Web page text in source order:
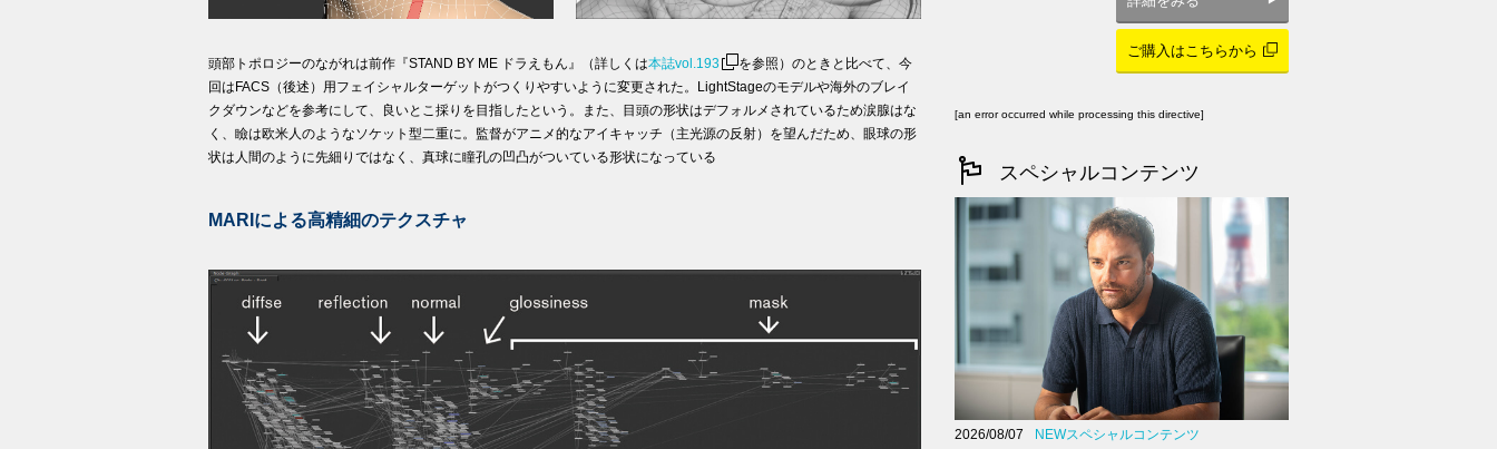
頭部トポロジーのながれは前作『STAND BY ME ドラえもん』（詳しくは本誌vol.193
を参照）のときと比べて、今
回はFACS（後述）用フェイシャルターゲットがつくりやすいように変更された。LightStageのモデルや海外のブレイ
クダウンなどを参考にして、良いとこ採りを目指したという。また、目頭の形状はデフォルメされているため涙腺はな
く、瞼は欧米人のようなソケット型二重に。監督がアニメ的なアイキャッチ（主光源の反射）を望んだため、眼球の形
状は人間のように先細りではなく、真球に瞳孔の凹凸がついている形状になっている
MARIによる高精細のテクスチャ
ご購入はこちらから
[an error occurred while processing this directive]
スペシャルコンテンツ
2026/08/07
NEWスペシャルコンテンツ